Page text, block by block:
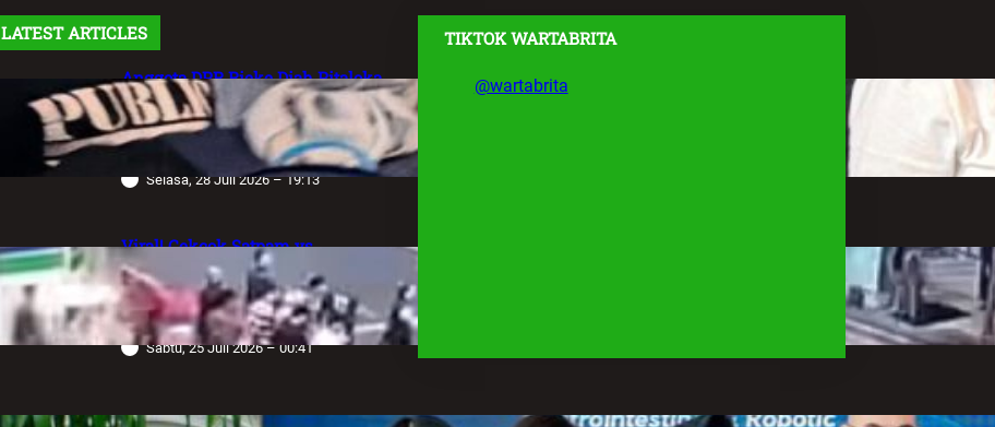
LATEST ARTICLES
Anggota DPR Rieke Diah Pitaloka
Soroti Maraknya Aksi Main Hakim
Sendiri, Desak Negara Tegakkan
Hukum
Selasa, 28 Juli 2026 – 19:13
Viral! Cekcok Satpam vs
Pengemudi Alphard di Bundaran HI,
Berujung Terungkap Sang Sopir
Anggota Polda Jabar
Sabtu, 25 Juli 2026 – 00:41
TIKTOK WARTABRITA
@wartabrita